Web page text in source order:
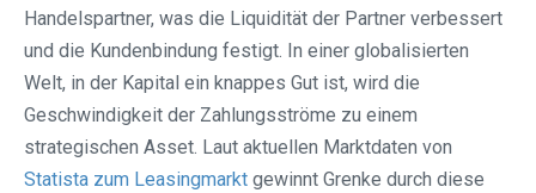
Handelspartner, was die Liquidität der Partner verbessert
und die Kundenbindung festigt. In einer globalisierten
Welt, in der Kapital ein knappes Gut ist, wird die
Geschwindigkeit der Zahlungsströme zu einem
strategischen Asset. Laut aktuellen Marktdaten von
Statista zum Leasingmarkt gewinnt Grenke durch diese